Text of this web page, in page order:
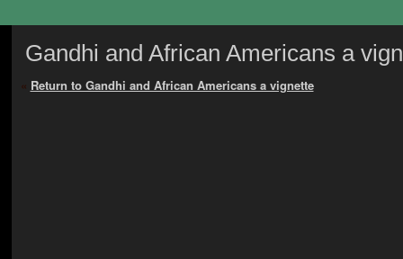
Gandhi and African Americans a
« Return to Gandhi and African Americans a vignette